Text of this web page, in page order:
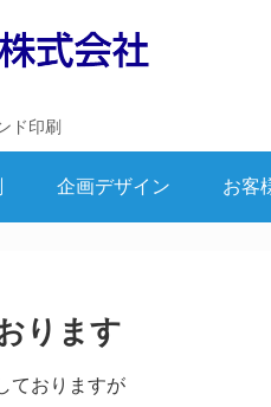
ド印刷
企画デザイン お客
ります
ておりますが